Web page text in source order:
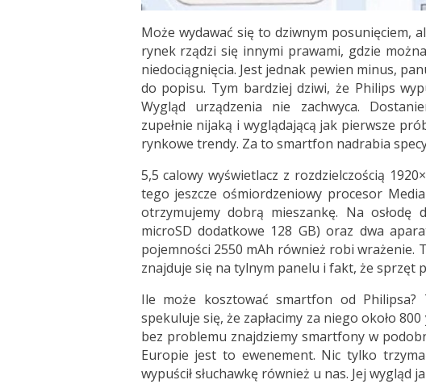
Może wydawać się to dziwnym posunięciem,
rynek rządzi się innymi prawami, gdzie
niedociągnięcia. Jest jednak pewien minus,
do popisu. Tym bardziej dziwi, że Philips
Wygląd urządzenia nie zachwyca.
zupełnie nijaką i wyglądającą jak pierwsze
rynkowe trendy. Za to smartfon nadrabia
5,5 calowy wyświetlacz z rozdzielczością
tego jeszcze ośmiordzeniowy procesor
otrzymujemy dobrą mieszankę. Na
microSD dodatkowe 128 GB) oraz dwa
pojemności 2550 mAh również robi
znajduje się na tylnym panelu i fakt, że sprzęt
Ile może kosztować smartfon od Philipsa?
spekuluje się, że zapłacimy za niego około
bez problemu znajdziemy smartfony w
Europie jest to ewenement. Nic tylko
wypuścił słuchawkę również u nas. Jej wygląd